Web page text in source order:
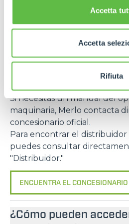
Accetta
Accetta
Rifiuta
Preguntas
frecuentes
¿Dónde puedo
Si necesitas un manual del
maquinaria, Merlo contacta
concesionario oficial.
Para encontrar el distribuidor
puedes consultar
"Distribuidor."
ENCUENTRA EL CONCESIONARIO
¿Cómo pueden